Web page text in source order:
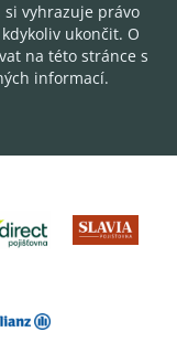
si vyhrazuje právo
ukončit. O
na této stránce s
informací.